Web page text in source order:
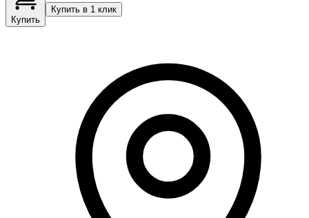
Купить
Купить в 1 клик